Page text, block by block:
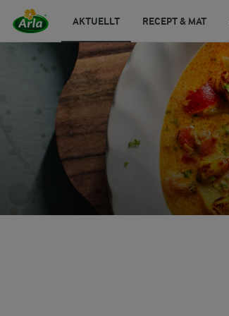
AKTUELLT RECEPT & MAT